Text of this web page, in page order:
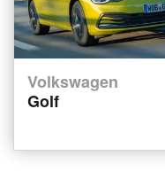
Volkswagen
Golf